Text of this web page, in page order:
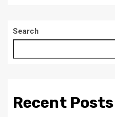
Search
Recent Posts